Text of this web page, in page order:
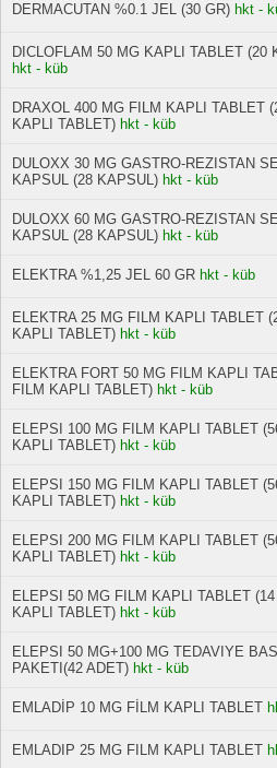
DERMACUTAN %0.1 JEL (30 GR) hkt -
DICLOFLAM 50 MG KAPLI TABLET (20
hkt - küb
DRAXOL 400 MG FILM KAPLI TABLET
KAPLI TABLET) hkt - küb
DULOXX 30 MG GASTRO-REZISTAN
KAPSUL (28 KAPSUL) hkt - küb
DULOXX 60 MG GASTRO-REZISTAN
KAPSUL (28 KAPSUL) hkt - küb
ELEKTRA %1,25 JEL 60 GR hkt - küb
ELEKTRA 25 MG FILM KAPLI TABLET
KAPLI TABLET) hkt - küb
ELEKTRA FORT 50 MG FILM KAPLI
FILM KAPLI TABLET) hkt - küb
ELEPSI 100 MG FILM KAPLI TABLET
KAPLI TABLET) hkt - küb
ELEPSI 150 MG FILM KAPLI TABLET
KAPLI TABLET) hkt - küb
ELEPSI 200 MG FILM KAPLI TABLET
KAPLI TABLET) hkt - küb
ELEPSI 50 MG FILM KAPLI TABLET (14
KAPLI TABLET) hkt - küb
ELEPSI 50 MG+100 MG TEDAVIYE
PAKETI(42 ADET) hkt - küb
EMLADİP 10 MG FİLM KAPLI TABLET
EMLADIP 25 MG FILM KAPLI TABLET